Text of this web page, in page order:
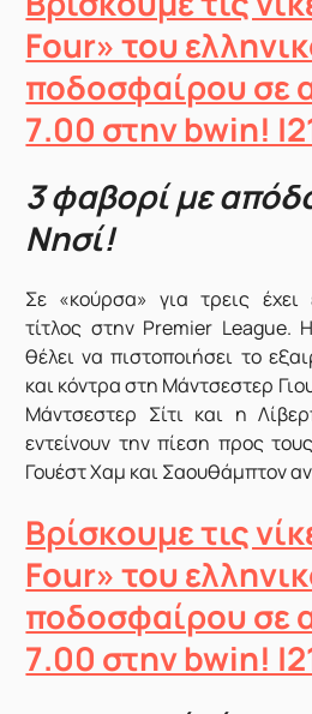
Four» του
ποδοσφαίρου σε
7.00 στην bwin!
3 φαβορί με
Νησί!
Σε «κούρσα» για τρεις έχει
τίτλος στην Premier League.
θέλει να πιστοποιήσει το
και κόντρα στη Μάντσεστερ
Μάντσεστερ Σίτι και η
εντείνουν την πίεση προς
Γουέστ Χαμ και Σαουθάμπτον
Βρίσκουμε τις
Four» του
ποδοσφαίρου σε
7.00 στην bwin!